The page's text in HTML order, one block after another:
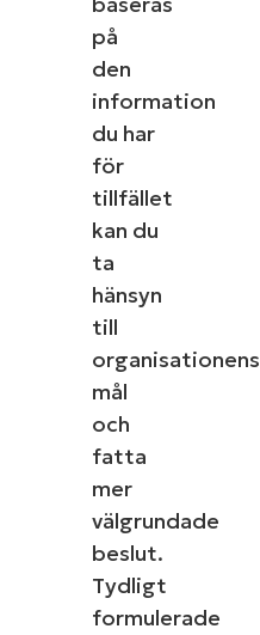
på
den
information
du har
för
tillfället
kan du
ta
hänsyn
till
organisationens
mål
och
fatta
mer
välgrundade
beslut.
Tydligt
formulerade